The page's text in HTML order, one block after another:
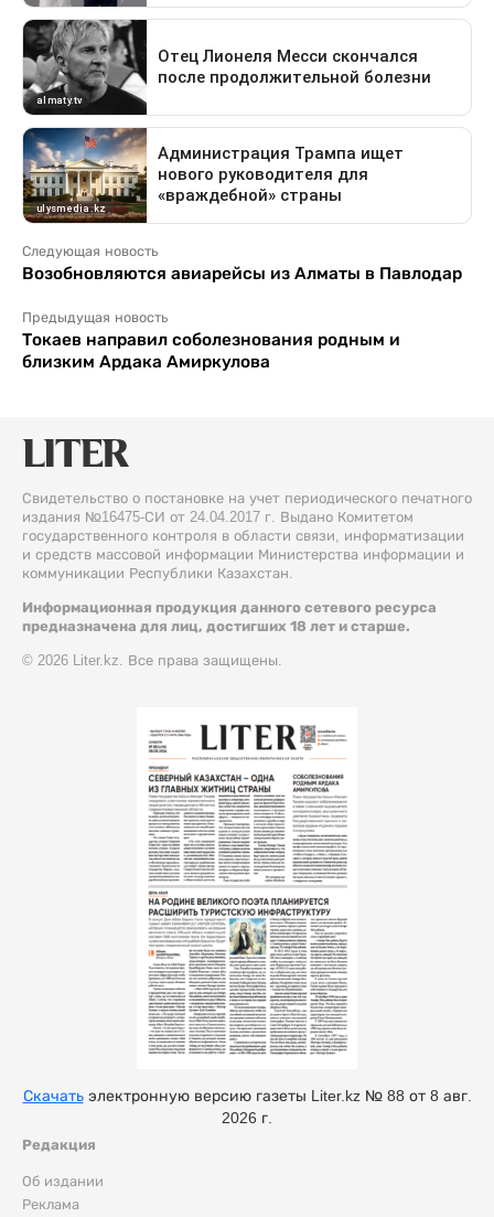
Следующая новость
Возобновляются авиарейсы из Алматы в Павлодар
Предыдущая новость
Токаев направил соболезнования родным и
близким Ардака Амиркулова
Свидетельство о постановке на учет периодического печатного
издания №16475-СИ от 24.04.2017 г. Выдано Комитетом
государственного контроля в области связи, информатизации
и средств массовой информации Министерства информации и
коммуникации Республики Казахстан.
Информационная продукция данного сетевого ресурса
предназначена для лиц, достигших 18 лет и старше.
© 2026 Liter.kz. Все права защищены.
Редакция
Об издании
Реклама
Скачатьэлектронную версию газеты Liter.kz № 88 от 8 авг.
2026 г.